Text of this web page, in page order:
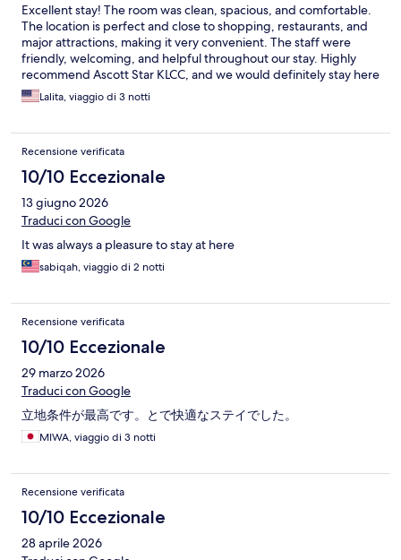
Excellent stay! The room was clean, spacious, and comfortable.
The location is perfect and close to shopping, restaurants, and
major attractions, making it very convenient. The staff were
friendly, welcoming, and helpful throughout our stay. Highly
recommend Ascott Star KLCC, and we would definitely stay here
again!Lalita, viaggio di 3 notti
Recensione verificata
10/10 Eccezionale
13 giugno 2026
Traduci con Google
It was always a pleasure to stay at here
sabiqah, viaggio di 2 notti
Recensione verificata
10/10 Eccezionale
29 marzo 2026
Traduci con Google
立地条件が最高です。とで快適なステイでした。
MIWA, viaggio di 3 notti
Recensione verificata
10/10 Eccezionale
28 aprile 2026